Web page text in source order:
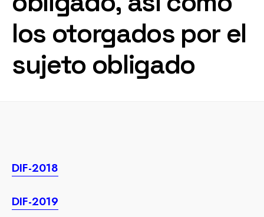
los otorgados por el
sujeto obligado
DIF-2018
DIF-2019